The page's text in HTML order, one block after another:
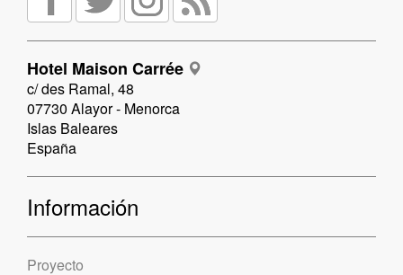
Hotel Maison Carrée
c/ des Ramal, 48
07730 Alayor - Menorca
Islas Baleares
España
Información
Proyecto